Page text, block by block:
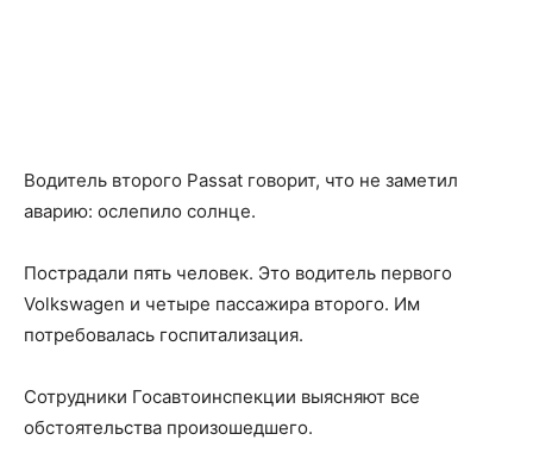
Водитель второго Passat говорит, что не заметил
аварию: ослепило солнце.
Пострадали пять человек. Это водитель первого
Volkswagen и четыре пассажира второго. Им
потребовалась госпитализация.
Сотрудники Госавтоинспекции выясняют все
обстоятельства произошедшего.